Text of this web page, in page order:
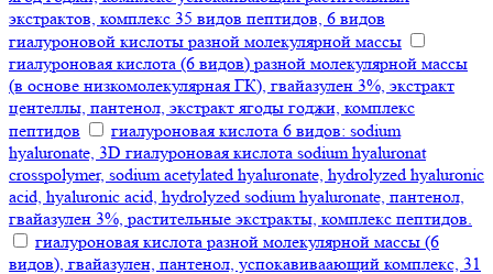
экстрактов, комплекс 35 видов пептидов, 6 видов
гиалуроновой кислоты разной молекулярной массы
гиалуроновая кислота (6 видов) разной молекулярной массы
(в основе низкомолекулярная ГК), гвайазулен 3%, экстракт
центеллы, пантенол, экстракт ягоды годжи, комплекс
пептидов
гиалуроновая кислота 6 видов: sodium
hyaluronate, 3D гиалуроновая кислота sodium hyaluronat
crosspolymer, sodium acetylated hyaluronate, hydrolyzed hyaluronic
acid, hyaluronic acid, hydrolyzed sodium hyaluronate, пантенол,
гвайазулен 3%, растительные экстракты, комплекс пептидов.
гиалуроновая кислота разной молекулярной массы (6
видов), гвайазулен, пантенол, успокавиваающий комплекс, 31